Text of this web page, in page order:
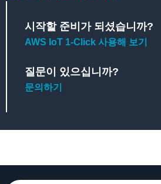
시작할 준비가 되셨습니까?
AWS IoT 1-Click 사용해 보기
질문이 있으십니까?
문의하기